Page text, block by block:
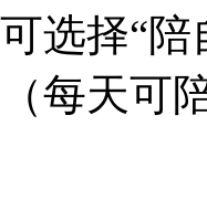
可选择“
（每天可